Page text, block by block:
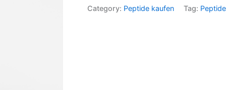
Category: Peptide kaufen Tag: Peptide